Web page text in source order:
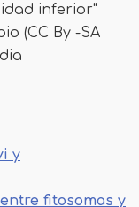
inferior"
(CC By -SA
y
fitosomas y